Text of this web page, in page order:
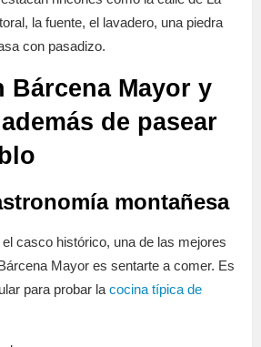
la fuente, el lavadero, una piedra
con pasadizo.
Bárcena Mayor y
de pasear
montañesa
casco histórico, una de las mejores
Mayor es sentarte a comer. Es
para probar la cocina típica de